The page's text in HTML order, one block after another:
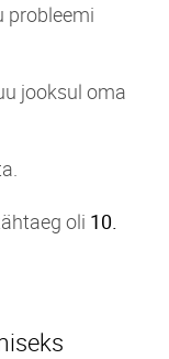
probleemi
jooksul oma
oli 10.